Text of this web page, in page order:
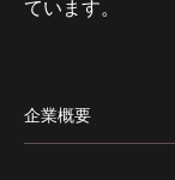
ています。
企業概要